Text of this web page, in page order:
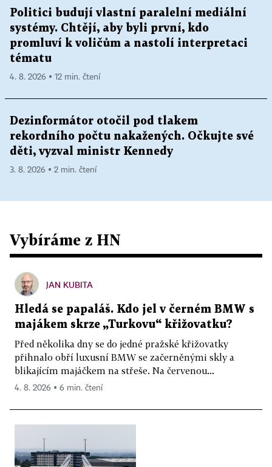
Politici budují vlastní paralelní mediální
systémy. Chtějí, aby byli první, kdo
promluví k voličům a nastolí interpretaci
tématu
4. 8. 2026 ▪ 12 min. čtení
Dezinformátor otočil pod tlakem
rekordního počtu nakažených. Očkujte své
děti, vyzval ministr Kennedy
3. 8. 2026 ▪ 2 min. čtení
Vybíráme z HN
JAN KUBITA
Hledá se papaláš. Kdo jel v černém BMW s
majákem skrze „Turkovu“ křižovatku?
Před několika dny se do jedné pražské křižovatky
přihnalo obří luxusní BMW se začerněnými skly a
blikajícím majáčkem na střeše. Na červenou...
4. 8. 2026 ▪ 6 min. čtení